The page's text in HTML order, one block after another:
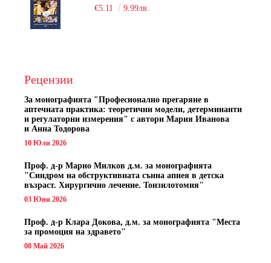
€5.11
9.99лв.
Рецензии
За монографията "Професионално прегаряне в
аптечната практика: теоретични модели, детерминанти
и регулаторни измерения" с автори Мария Иванова
и Анна Тодорова
10 Юли 2026
Проф. д-р Марио Милков д.м. за монографията
"Синдром на обструктивната сънна апнея в детска
възраст. Хирургично лечение. Тонзилотомия"
03 Юни 2026
Проф. д-р Клара Докова, д.м. за монографията "Места
за промоция на здравето"
08 Май 2026